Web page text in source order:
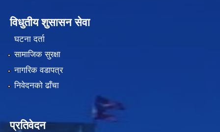
विधुतीय शुसासन सेवा
घटना दर्ता
सामाजिक सुरक्षा
नागरिक वडापत्र
निवेदनको ढाँचा
प्रतिवेदन